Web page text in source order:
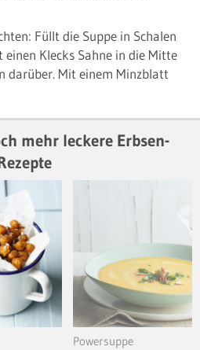
Füllt die Suppe in Schalen
Klecks Sahne in die Mitte
darüber. Mit einem Minzblatt
mehr leckere Erbsen-
Powersuppe